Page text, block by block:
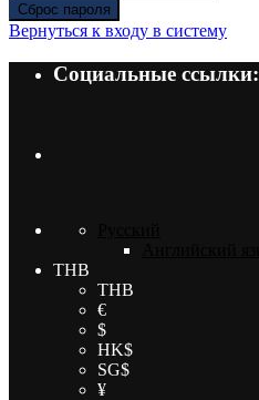
Сброс пароля
Вернуться к входу в систему
Социальные ссылки:
THB
THB
€
$
HK$
SG$
¥